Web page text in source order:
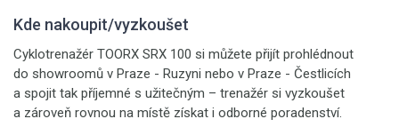
Kde nakoupit/vyzkoušet
Cyklotrenažér TOORX SRX 100 si můžete přijít prohlédnout
do showroomů v Praze - Ruzyni nebo v Praze - Čestlicích
a spojit tak příjemné s užitečným – trenažér si vyzkoušet
a zároveň rovnou na místě získat i odborné poradenství.